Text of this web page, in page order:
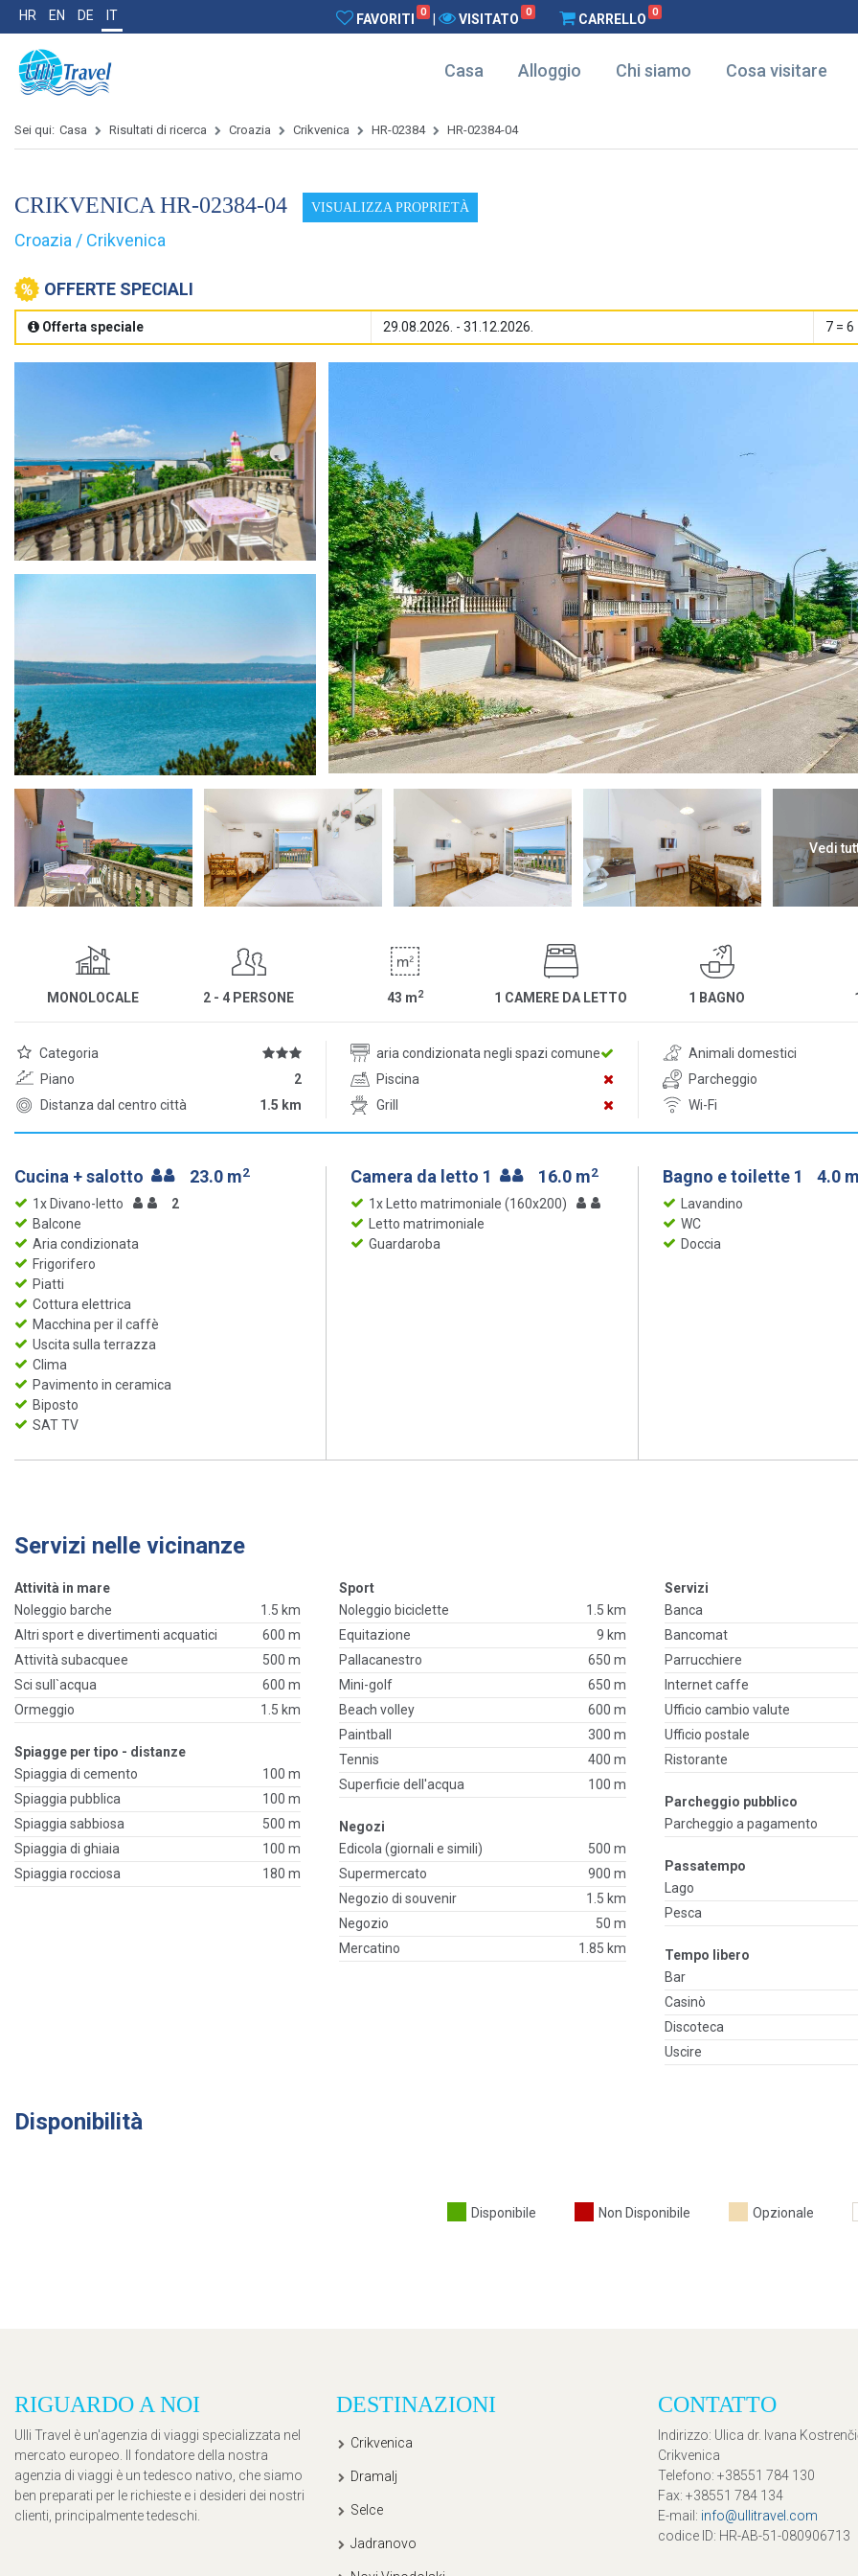
HR EN DE IT FAVORITI 0 VISITATO 0 CARRELLO 0
Casa Alloggio Chi siamo Cosa visitare
Sei qui: Casa Risultati di ricerca Croazia Crikvenica HR-02384 HR-02384-04
CRIKVENICA HR-02384-04 VISUALIZZA PROPRIETÀ
Croazia / Crikvenica
OFFERTE SPECIALI
Offerta speciale 29.08.2026. - 31.12.2026. 7 = 6
Vedi
MONOLOCALE 2 - 4 PERSONE 43 m2 1 CAMERE DA LETTO 1 BAGNO
Categoria aria condizionata negli spazi comune
Animali domestici
Piano
2 Piscina
Parcheggio
Distanza dal centro città
1.5 km Grill Wi-Fi
Cucina + salotto 23.0 m2
1x Divano-letto
2
Balcone
Aria condizionata
Frigorifero
Piatti
Cottura elettrica
Macchina per il caffè
Uscita sulla terrazza
Clima
Pavimento in ceramica
Biposto
SAT TV
Camera da letto 1 16.0 m2
1x Letto matrimoniale (160x200)
Letto matrimoniale
Guardaroba
Bagno e toilette 1 4.0 m
Lavandino
WC
Doccia
Servizi nelle vicinanze
Attività in mare
Noleggio barche
1.5 km
Altri sport e divertimenti acquatici
600 m
Attività subacquee
500 m
Sci sull`acqua
600 m
Ormeggio
1.5 km
Spiagge per tipo - distanze
Spiaggia di cemento
100 m
Spiaggia pubblica
100 m
Spiaggia sabbiosa
500 m
Spiaggia di ghiaia
100 m
Spiaggia rocciosa
180 m
Sport
Noleggio biciclette
1.5 km
Equitazione
9 km
Pallacanestro
650 m
Mini-golf
650 m
Beach volley
600 m
Paintball
300 m
Tennis
400 m
Superficie dell'acqua
100 m
Negozi
Edicola (giornali e simili)
500 m
Supermercato
900 m
Negozio di souvenir
1.5 km
Negozio
50 m
Mercatino
1.85 km
Servizi
Banca
Bancomat
Parrucchiere
Internet caffe
Ufficio cambio valute
Ufficio postale
Ristorante
Parcheggio pubblico
Parcheggio a pagamento
Passatempo
Lago
Pesca
Tempo libero
Bar
Casinò
Discoteca
Uscire
Disponibilità
Disponibile Non Disponibile Opzionale
RIGUARDO A NOI
Ulli Travel è un'agenzia di viaggi specializzata nel
mercato europeo. Il fondatore della nostra
agenzia di viaggi è un tedesco nativo, che siamo
ben preparati per le richieste e i desideri dei nostri
clienti, principalmente tedeschi.
DESTINAZIONI
Crikvenica
Dramalj
Selce
Jadranovo
CONTATTO
Indirizzo: Ulica dr. Ivana
Crikvenica
Telefono: +38551 784 130
Fax: +38551 784 134
E-mail : info@ullitravel.com
codice ID: HR-AB-51-080906713